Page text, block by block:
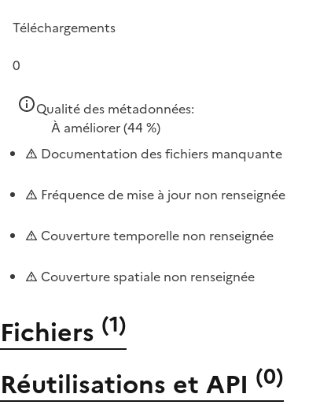
Téléchargements
0
Qualité des métadonnées:
À améliorer(44 %)
Documentation des fichiers manquante
Fréquence de mise à jour non renseignée
Couverture temporelle non renseignée
Couverture spatiale non renseignée
Fichiers (1)
Réutilisations et API (0)